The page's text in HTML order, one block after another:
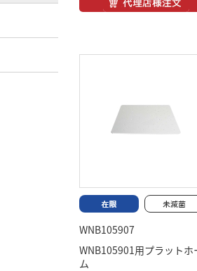
WNB105907
WNB105901用プラットホ
ム